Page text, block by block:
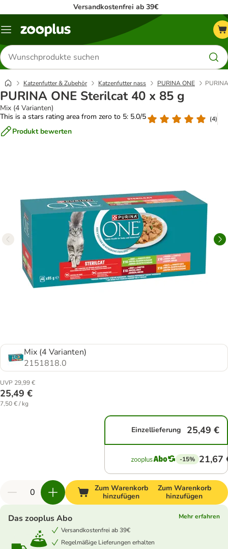
Versandkostenfrei ab 39€
Menü
Produkte
suchen
Katzenfutter & Zubehör Katzenfutter nass PURINA ONE
PURINA ONE Sterilcat 40 x 85 g
Mix (4 Varianten)
This is a stars rating area from zero to 5: 5.0/5
(4)
Produkt bewerten
Mix (4 Varianten)
2151818.0
UVP 29,99 €
25,49 €
7,50 € / kg
Einzellieferung 25,49 €
-15% 21,67
Zum Warenkorb
hinzufügen
Zum Warenkorb
hinzufügen
Das zooplus Abo
Mehr erfahren
Versandkostenfrei ab 39€
Regelmäßige Lieferungen erhalten